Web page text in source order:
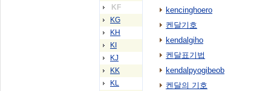
KF
KG
KH
KI
KJ
KK
KL
kencinghoero
켄달기호
kendalgiho
켄달표기법
kendalpyogibeob
켄달의 기호